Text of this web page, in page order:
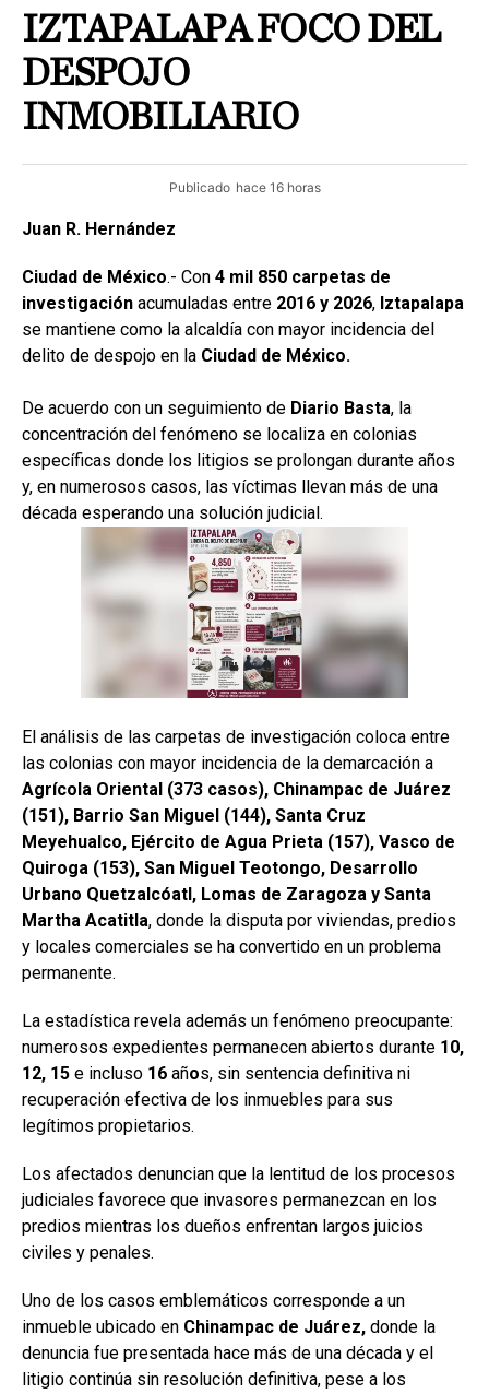
IZTAPALAPA FOCO DEL
DESPOJO
INMOBILIARIO
Publicado hace 16 horas
Juan R. Hernández
Ciudad de México.- Con 4 mil 850 carpetas de
investigación acumuladas entre 2016 y 2026, Iztapalapa
se mantiene como la alcaldía con mayor incidencia del
delito de despojo en la Ciudad de México.
De acuerdo con un seguimiento de Diario Basta, la
concentración del fenómeno se localiza en colonias
específicas donde los litigios se prolongan durante años
y, en numerosos casos, las víctimas llevan más de una
década esperando una solución judicial.
El análisis de las carpetas de investigación coloca entre
las colonias con mayor incidencia de la demarcación a
Agrícola Oriental (373 casos), Chinampac de Juárez
(151), Barrio San Miguel (144), Santa Cruz
Meyehualco, Ejército de Agua Prieta (157), Vasco de
Quiroga (153), San Miguel Teotongo, Desarrollo
Urbano Quetzalcóatl, Lomas de Zaragoza y Santa
Martha Acatitla, donde la disputa por viviendas, predios
y locales comerciales se ha convertido en un problema
permanente.
La estadística revela además un fenómeno preocupante:
numerosos expedientes permanecen abiertos durante 10,
12, 15 e incluso 16 años, sin sentencia definitiva ni
recuperación efectiva de los inmuebles para sus
legítimos propietarios.
Los afectados denuncian que la lentitud de los procesos
judiciales favorece que invasores permanezcan en los
predios mientras los dueños enfrentan largos juicios
civiles y penales.
Uno de los casos emblemáticos corresponde a un
inmueble ubicado en Chinampac de Juárez, donde la
denuncia fue presentada hace más de una década y el
litigio continúa sin resolución definitiva, pese a los